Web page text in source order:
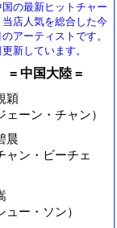
の最新ヒットチャー
当店人気を総合した今
アーティストです。
新しています。
= 中国大陸 =
穎
ェーン・チャン）
晨
ャン・ビーチェ
ュー・ソン）